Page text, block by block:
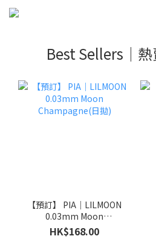
Best Sellers｜
【預訂】 PIA｜LILMOON
0.03mm Moon
Champagne(日拋)
HK$168.00